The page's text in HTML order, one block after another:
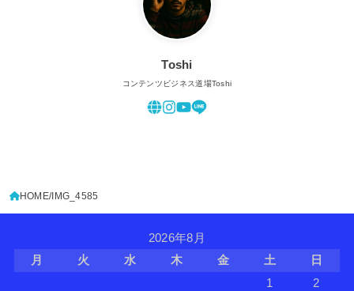
Toshi
コンテンツビジネス道場Toshi
HOME IMG_4585
2026年8月
月
火 水 木 金 土
日
1
2